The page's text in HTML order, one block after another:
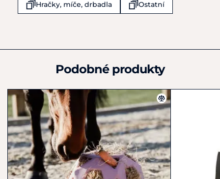
Koln-Ossendorf
info@waldhausen.com
Hračky, míče, drbadla Ostatní
Podobné produkty